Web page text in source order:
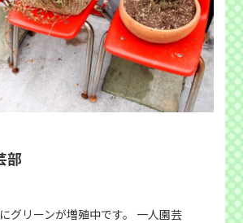
部
グリーンが増殖中です。 一人園芸